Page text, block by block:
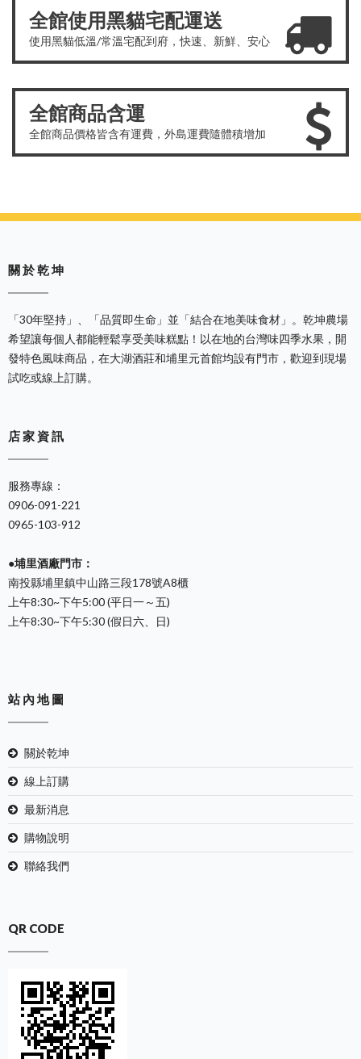
全館使用黑貓宅配運送
使用黑貓低溫/常溫宅配到府，快速、新鮮、安心
全館商品含運
全館商品價格皆含有運費，外島運費隨體積增加
關 於 乾 坤
「30年堅持」、「品質即生命」並「結合在地美味食材」。乾坤農場
希望讓每個人都能輕鬆享受美味糕點！以在地的台灣味四季水果，開
發特色風味商品，在大湖酒莊和埔里元首館均設有門市，歡迎到現場
試吃或線上訂購。
店 家 資 訊
服務專線：
0906-091-221
0965-103-912
●埔里酒廠門市：
南投縣埔里鎮中山路三段178號A8櫃
上午8:30~下午5:00 (平日一～五)
上午8:30~下午5:30 (假日六、日)
站 內 地 圖
關於乾坤
線上訂購
最新消息
購物說明
聯絡我們
QR CODE